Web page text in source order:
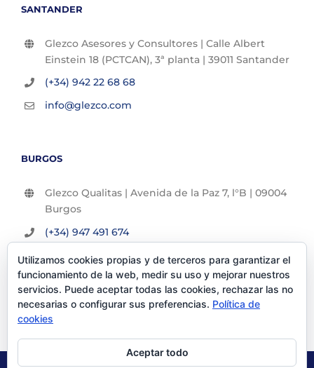
SANTANDER
Glezco Asesores y Consultores | Calle Albert
Einstein 18 (PCTCAN), 3ª planta | 39011 Santander
(+34) 942 22 68 68
info@glezco.com
BURGOS
Glezco Qualitas | Avenida de la Paz 7, l°B | 09004
Burgos
(+34) 947 491 674
info@glezco.com
Utilizamos cookies propias y de terceros para garantizar el
funcionamiento de la web, medir su uso y mejorar nuestros
servicios. Puede aceptar todas las cookies, rechazar las no
necesarias o configurar sus preferencias. Política de
cookies
Aceptar todo